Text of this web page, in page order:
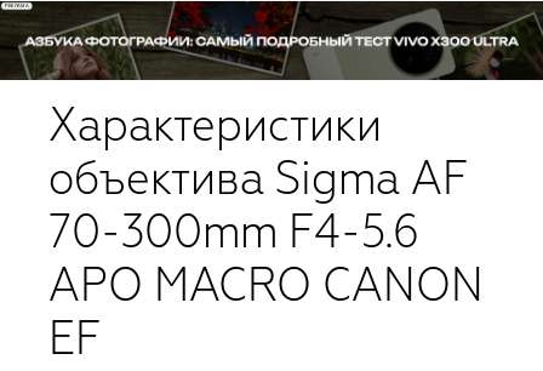
Характеристики
объектива Sigma AF
70-300mm F4-5.6
APO MACRO CANON
EF